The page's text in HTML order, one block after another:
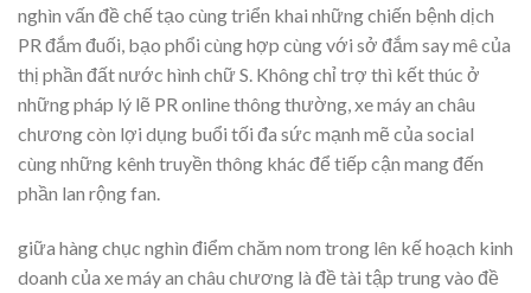
nghìn vấn đề chế tạo cùng triển khai những chiến bệnh dịch
PR đắm đuối, bạo phổi cùng hợp cùng với sở đắm say mê của
thị phần đất nước hình chữ S. Không chỉ trợ thì kết thúc ở
những pháp lý lẽ PR online thông thường, xe máy an châu
chương còn lợi dụng buổi tối đa sức mạnh mẽ của social
cùng những kênh truyền thông khác để tiếp cận mang đến
phần lan rộng fan.
giữa hàng chục nghìn điểm chăm nom trong lên kế hoạch kinh
doanh của xe máy an châu chương là đề tài tập trung vào đề